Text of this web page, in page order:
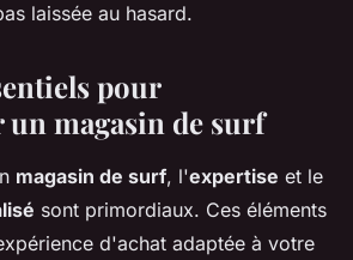
laissée au hasard.
pour
un magasin de surf
magasin de surf, l'expertise et le
sont primordiaux. Ces éléments
d'achat adaptée à votre